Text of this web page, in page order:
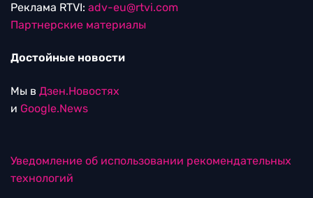
Реклама RTVI: adv-eu@rtvi.com
Партнерские материалы
Достойные новости
Мы в Дзен.Новостях
и Google.News
Уведомление об использовании рекомендательных
технологий